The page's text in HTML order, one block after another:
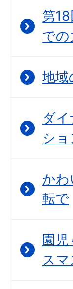
第
での
地域
ダ
シ
かわ
転で
園
ス